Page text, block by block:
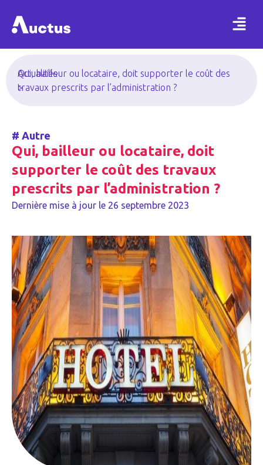
Actualités
>
Qui, bailleur ou locataire, doit supporter le coût des
travaux prescrits par l’administration ?
# Autre
Qui, bailleur ou locataire, doit
supporter le coût des travaux
prescrits par l’administration ?
Dernière mise à jour le 26 septembre 2023